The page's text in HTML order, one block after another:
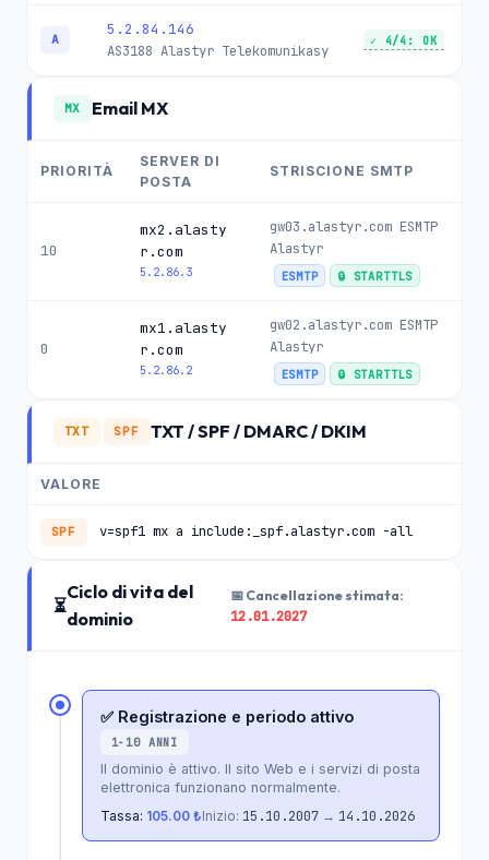
A
5.2.84.146
AS3188 Alastyr Telekomunikasy
✓ 4/4: OK
MX Email MX
PRIORITÀ
SERVER DI
POSTA
STRISCIONE SMTP
10
mx2.alasty
r.com
5.2.86.3
gw03.alastyr.com ESMTP
Alastyr
ESMTP 🔒 STARTTLS
0
mx1.alasty
r.com
5.2.86.2
gw02.alastyr.com ESMTP
Alastyr
ESMTP 🔒 STARTTLS
TXT SPF TXT / SPF / DMARC / DKIM
VALORE
SPF v=spf1 mx a include:_spf.alastyr.com -all
⏳
Ciclo di vita del
dominio
📅 Cancellazione stimata:
12.01.2027
✅ Registrazione e periodo attivo
1-10 ANNI
Il dominio è attivo. Il sito Web e i servizi di posta
elettronica funzionano normalmente.
Tassa: 105.00 ₺Inizio: 15.10.2007 → 14.10.2026